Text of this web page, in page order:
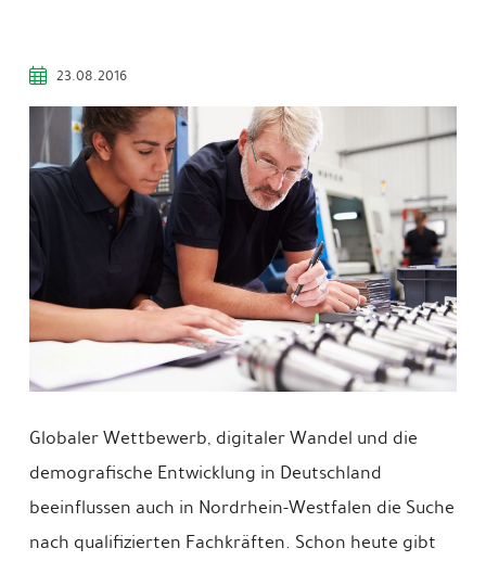
23.08.2016
Globaler Wettbewerb, digitaler Wandel und die
demografische Entwicklung in Deutschland
beeinflussen auch in Nordrhein-Westfalen die Suche
nach qualifizierten Fachkräften. Schon heute gibt